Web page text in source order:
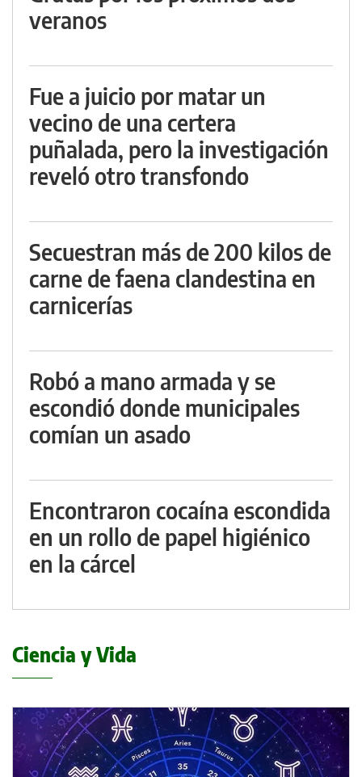
veranos
Fue a juicio por matar un
vecino de una certera
puñalada, pero la investigación
reveló otro transfondo
Secuestran más de 200 kilos de
carne de faena clandestina en
carnicerías
Robó a mano armada y se
escondió donde municipales
comían un asado
Encontraron cocaína escondida
en un rollo de papel higiénico
en la cárcel
Ciencia y Vida